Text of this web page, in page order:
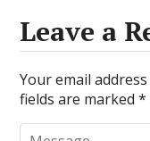
Leave a
Your email
fields are marked*